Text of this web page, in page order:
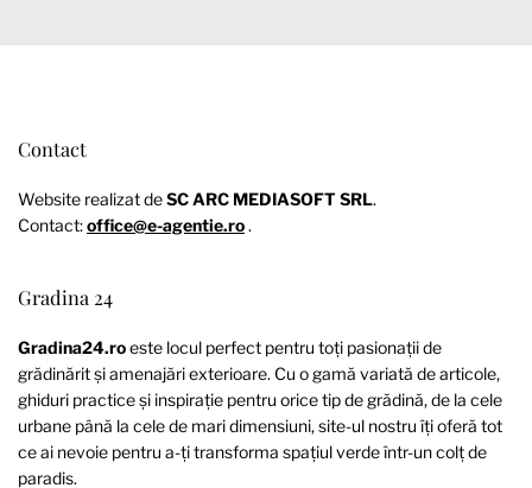
Contact
Website realizat deSC ARC MEDIASOFT SRL.
Contact:office@e-agentie.ro.
Gradina 24
Gradina24.roeste locul perfect pentru toți pasionații de
grădinărit și amenajări exterioare. Cu o gamă variată de articole,
ghiduri practice și inspirație pentru orice tip de grădină, de la cele
urbane până la cele de mari dimensiuni, site-ul nostru îți oferă tot
ce ai nevoie pentru a-ți transforma spațiul verde într-un colț de
paradis.